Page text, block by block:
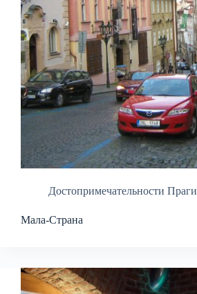
Достопримечательности Праги
Мала-Страна